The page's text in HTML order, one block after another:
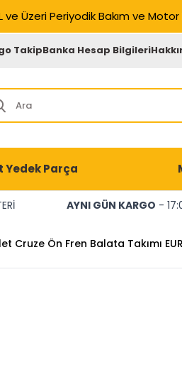
ve Üzeri Periyodik Bakım ve
TakipBanka Hesap Bilgileri
Yedek Parça
AYNI GÜN KARGO -
Cruze Ön Fren Balata Takımı